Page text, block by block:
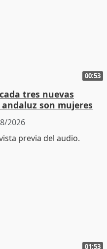
00:53
tres nuevas
son mujeres
2026
01:53